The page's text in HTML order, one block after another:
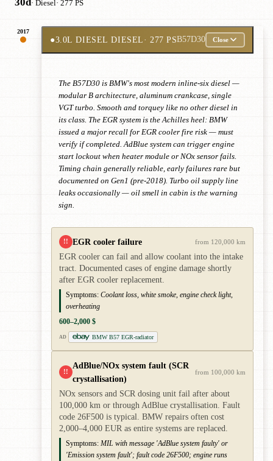
· Diesel · 277 PS
2017
●3.0L DIESEL DIESEL· 277 PSB57D30 Close
The B57D30 is BMW's most modern inline-six diesel —
modular B architecture, aluminum crankcase, single
VGT turbo. Smooth and torquey like no other diesel in
its class. The EGR system is the Achilles heel: BMW
issued a major recall for EGR cooler fire risk — must
verify if completed. AdBlue system can trigger engine
start lockout when heater module or NOx sensor fails.
Timing chain generally reliable, early failures rare but
documented on Gen1 (pre-2018). Turbo oil supply line
leaks occasionally — oil smell in cabin is the warning
sign.
!! EGR cooler failure from 120,000 km
EGR cooler can fail and allow coolant into the intake
tract. Documented cases of engine damage shortly
after EGR cooler replacement.
Symptoms: Coolant loss, white smoke, engine check light,
overheating
600–2,000 $
AD BMW B57 EGR-radiator
!!
AdBlue/NOx system fault (SCR
crystallisation)
from 100,000 km
NOx sensors and SCR dosing unit fail after about
100,000 km or through AdBlue crystallisation. Fault
code 26F500 is typical. BMW repairs often cost
2,000–4,000 EUR as entire systems are replaced.
Symptoms: MIL with message 'AdBlue system faulty' or
'Emission system fault'; fault code 26F500; engine runs